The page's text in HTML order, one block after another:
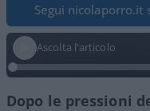
Segui nicolaporro.it
Ascolta l'articolo
Dopo le pressioni